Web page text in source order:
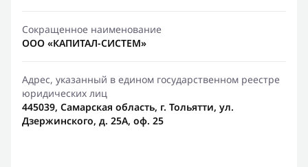
Сокращенное наименование
ООО «КАПИТАЛ-СИСТЕМ»
Адрес, указанный в едином государственном реестре
юридических лиц
445039, Самарская область, г. Тольятти, ул.
Дзержинского, д. 25А, оф. 25